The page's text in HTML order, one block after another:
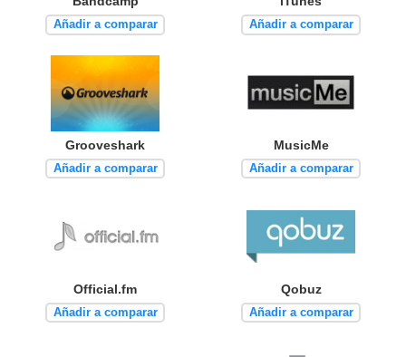
Añadir a comparar Añadir a comparar
Grooveshark
Añadir a comparar
MusicMe
Añadir a comparar
Official.fm
Añadir a comparar
Qobuz
Añadir a comparar